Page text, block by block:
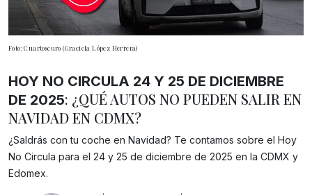
Foto: Cuartoscuro (Graciela López Herrera)
Gracias!
HOY NO CIRCULA 24 Y 25 DE DICIEMBRE
DE 2025: ¿QUÉ AUTOS NO PUEDEN SALIR EN
NAVIDAD EN CDMX?
¿Saldrás con tu coche en Navidad? Te contamos sobre el Hoy
No Circula para el 24 y 25 de diciembre de 2025 en la CDMX y
Edomex.